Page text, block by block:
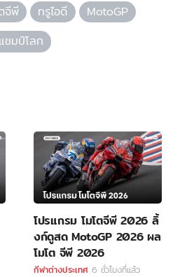
จีพี ทรูไอดี
MotoGP
ชมป์โลก
โปรแกรม โมโตจีพี 2026 ลิ้
งก์ดูสด MotoGP 2026 ผล
โมโต จีพี 2026
กีฬาต่างประเทศ 6 ชั่วโมงที่แล้ว